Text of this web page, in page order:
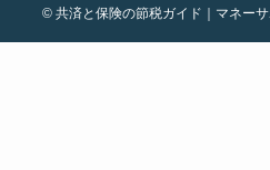
© 共済と保険の節税ガイド｜マネー